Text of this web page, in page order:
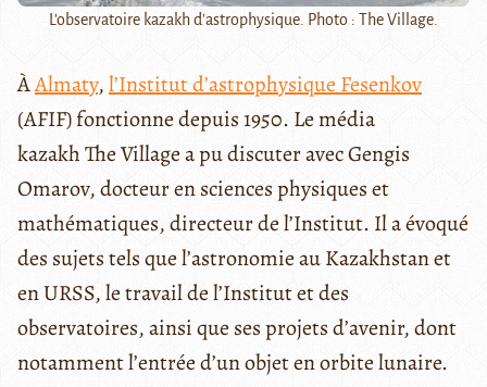
L'observatoire kazakh d'astrophysique. Photo : The Village.
ÀAlmaty,l’Institut d’astrophysique Fesenkov
(AFIF) fonctionne depuis 1950. Le média
kazakh The Village a pu discuter avec Gengis
Omarov, docteur en sciences physiques et
mathématiques, directeur de l’Institut. Il a évoqué
des sujets tels que l’astronomie au Kazakhstan et
en URSS, le travail de l’Institut et des
observatoires, ainsi que ses projets d’avenir, dont
notamment l’entrée d’un objet en orbite lunaire.